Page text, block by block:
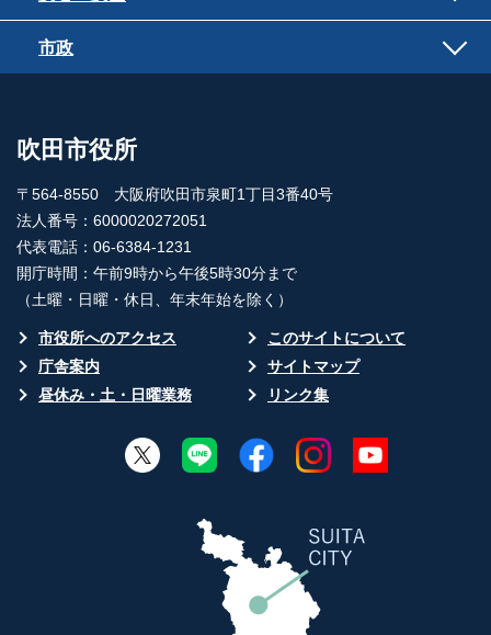
市政
吹田市役所
〒564-8550 大阪府吹田市泉町1丁目3番40号
法人番号：6000020272051
代表電話：06-6384-1231
開庁時間：午前9時から午後5時30分まで
（土曜・日曜・休日、年末年始を除く）
市役所へのアクセス
このサイトについて
庁舎案内
サイトマップ
昼休み・土・日曜業務
リンク集